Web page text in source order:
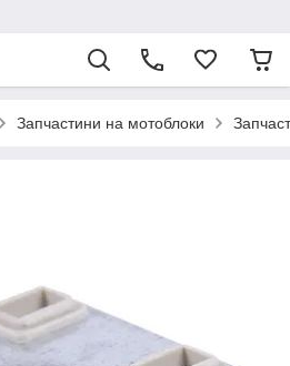
Запчастини на мотоблоки